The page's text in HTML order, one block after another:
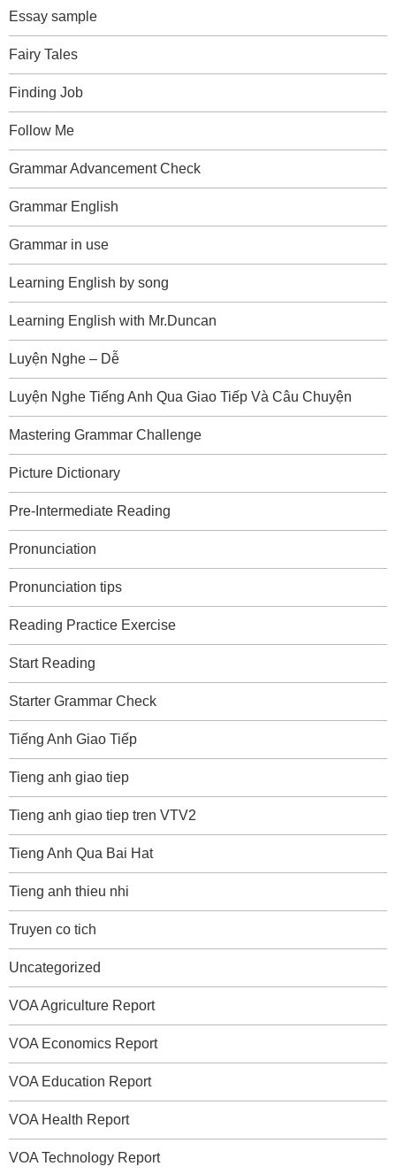
Essay sample
Fairy Tales
Finding Job
Follow Me
Grammar Advancement Check
Grammar English
Grammar in use
Learning English by song
Learning English with Mr.Duncan
Luyện Nghe – Dễ
Luyện Nghe Tiếng Anh Qua Giao Tiếp Và Câu Chuyện
Mastering Grammar Challenge
Picture Dictionary
Pre-Intermediate Reading
Pronunciation
Pronunciation tips
Reading Practice Exercise
Start Reading
Starter Grammar Check
Tiếng Anh Giao Tiếp
Tieng anh giao tiep
Tieng anh giao tiep tren VTV2
Tieng Anh Qua Bai Hat
Tieng anh thieu nhi
Truyen co tich
Uncategorized
VOA Agriculture Report
VOA Economics Report
VOA Education Report
VOA Health Report
VOA Technology Report